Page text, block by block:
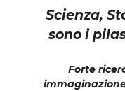
Scienza,
sono i
Forte